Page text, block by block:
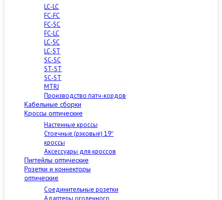
LC-LC
FC-FC
FC-SC
FC-LC
LC-SC
LC-ST
SC-SC
ST-ST
SC-ST
MTRJ
Производство патч-кордов
Кабельные сборки
Кроссы оптические
Настенные кроссы
Стоечные (рэковые) 19″
кроссы
Аксессуары для кроссов
Пигтейлы оптические
Розетки и коннекторы
оптические
Соединительные розетки
Адаптеры оголенного